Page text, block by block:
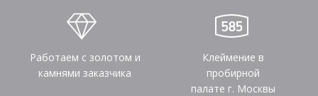
Работаем с золотом и
камнями заказчика
Клеймение в
пробирной
палате г. Москвы